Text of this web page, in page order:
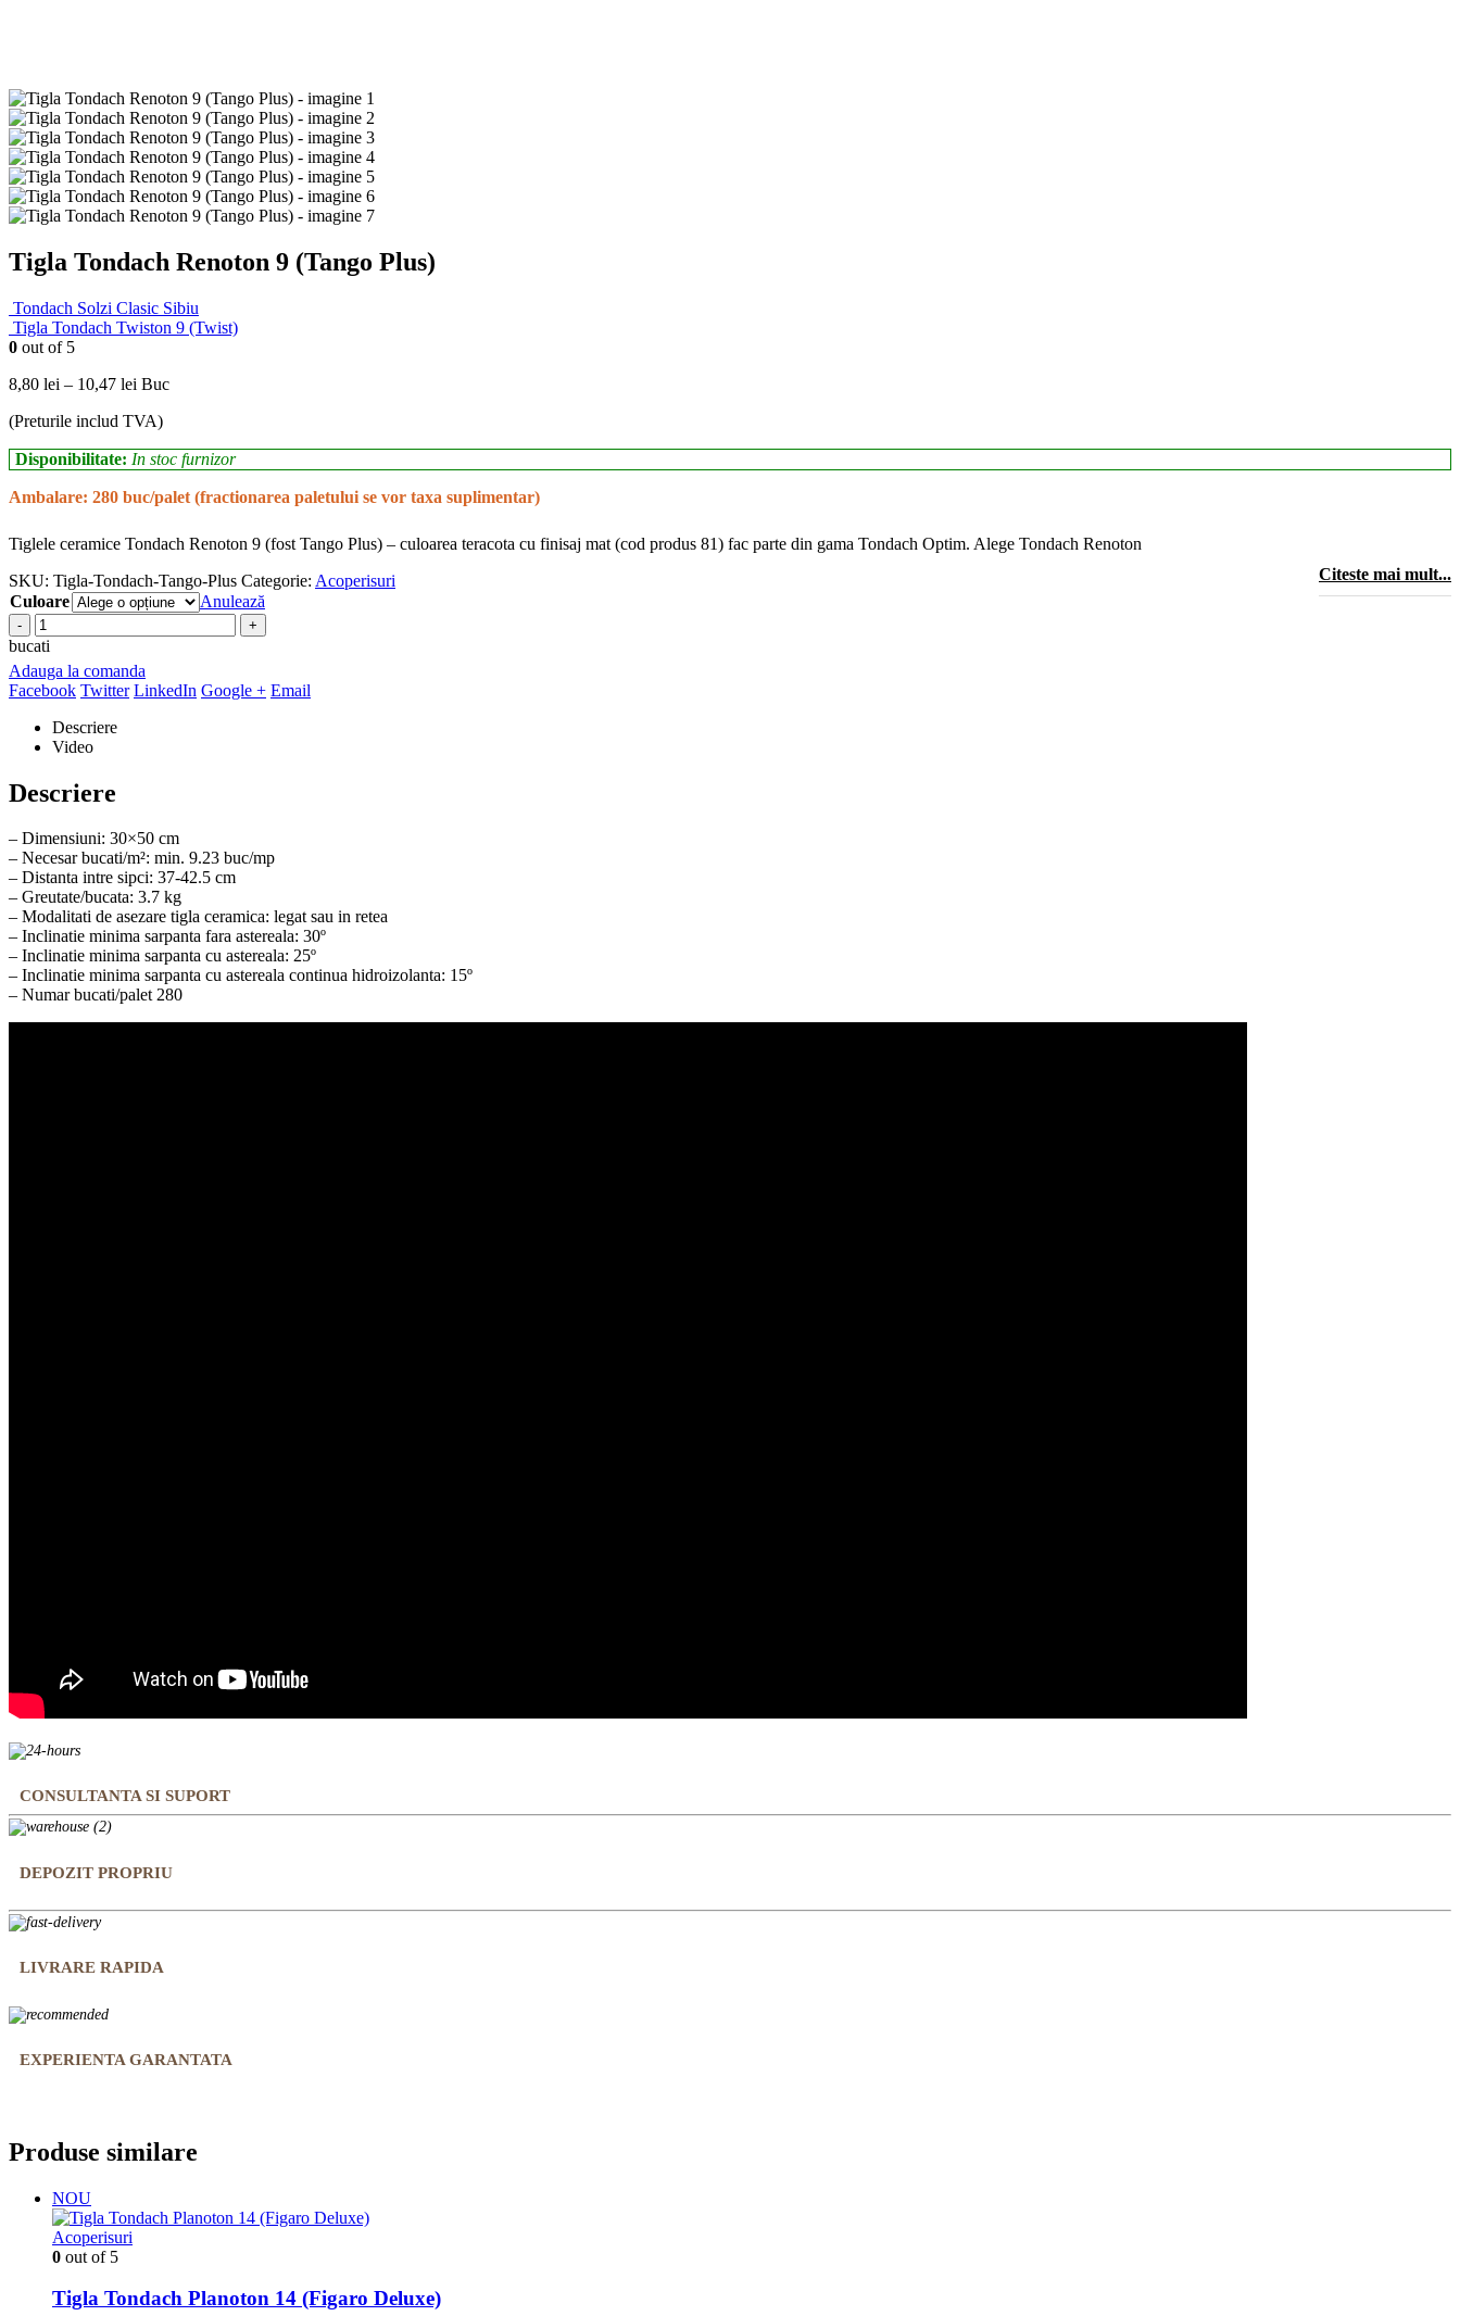
Tigla Tondach Renoton 9 (Tango Plus)
Tondach Solzi Clasic Sibiu
Tigla Tondach Twiston 9 (Twist)
0 out of 5
8,80 lei – 10,47 lei Interval
prețuri:
până
10,47 lei
Buc
(Preturile includ TVA)
Disponibilitate: In stoc furnizor
Ambalare: 280 buc/palet (fractionarea paletului se vor taxa suplimentar)
Tiglele ceramice Tondach Renoton 9 (fost Tango Plus) – culoarea teracota cu finisaj mat (cod produs 81) fac parte din gama Tondach Optim. Alege Tondach Renoton
Citeste mai mult...
SKU: Tigla-Tondach-Tango-Plus Categorie: Acoperisuri
Culoare
Anulează
bucati
Adauga la comanda
Facebook Twitter LinkedIn Google + Email
Descriere
Video
Descriere
– Dimensiuni: 30×50 cm
– Necesar bucati/m²: min. 9.23 buc/mp
– Distanta intre sipci: 37-42.5 cm
– Greutate/bucata: 3.7 kg
– Modalitati de asezare tigla ceramica: legat sau in retea
– Inclinatie minima sarpanta fara astereala: 30º
– Inclinatie minima sarpanta cu astereala: 25º
– Inclinatie minima sarpanta cu astereala continua hidroizolanta: 15º
– Numar bucati/palet 280
CONSULTANTA SI SUPORT
DEPOZIT PROPRIU
LIVRARE RAPIDA
EXPERIENTA GARANTATA
Produse similare
NOU
Acoperisuri
0 out of 5
Tigla Tondach Planoton 14 (Figaro Deluxe)